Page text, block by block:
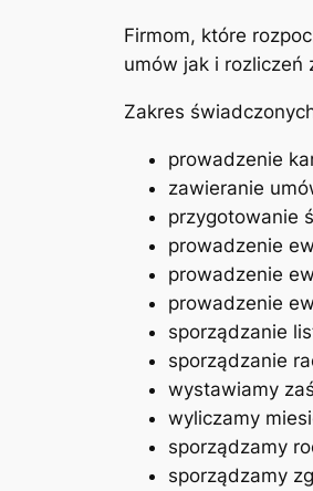
Firmom, które
umów jak i rozliczeń
Zakres
prowadzenie
zawieranie
przygotowanie
prowadzenie
prowadzenie
prowadzenie
sporządzanie
sporządzanie
wystawiamy
wyliczamy
sporządzamy
sporządzamy